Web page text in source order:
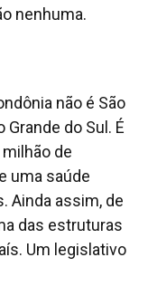
nenhuma.
não é São
Grande do Sul. É
de
uma saúde
Ainda assim, de
das estruturas
Um legislativo